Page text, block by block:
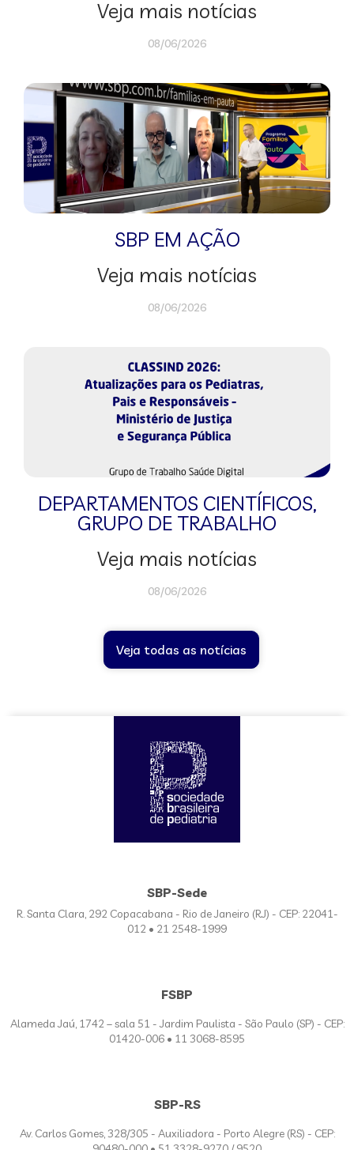
Veja mais notícias
08/06/2026
SBP EM AÇÃO
Veja mais notícias
08/06/2026
DEPARTAMENTOS CIENTÍFICOS,
GRUPO DE TRABALHO
Veja mais notícias
08/06/2026
Veja todas as notícias
SBP-Sede
R. Santa Clara, 292 Copacabana - Rio de Janeiro (RJ) - CEP: 22041-
012 • 21 2548-1999
FSBP
Alameda Jaú, 1742 – sala 51 - Jardim Paulista - São Paulo (SP) - CEP:
01420-006 • 11 3068-8595
SBP-RS
Av. Carlos Gomes, 328/305 - Auxiliadora - Porto Alegre (RS) - CEP: